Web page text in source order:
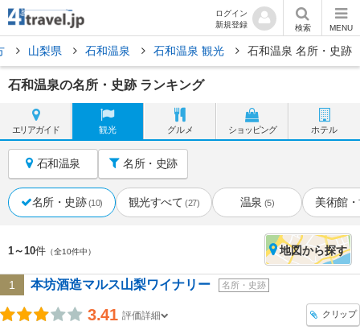
ログイン
新規登録
検索 MENU
山梨県 石和温泉 石和温泉 観光 石和温泉 名所・史跡
石和温泉の名所・史跡 ランキング
エリアガイド 観光 グルメ ショッピング ホテル
石和温泉 名所・史跡
名所・史跡 (10) 観光すべて (27) 温泉 (5) 美術館
1～10件 （全10件中） 地図から探す
1 本坊酒造マルス山梨ワイナリー 名所・史跡
3.41 評価詳細 クリップ